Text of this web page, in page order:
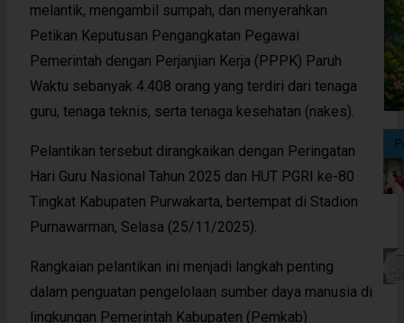
melantik, mengambil sumpah, dan menyerahkan
Petikan Keputusan Pengangkatan Pegawai
Pemerintah dengan Perjanjian Kerja (PPPK) Paruh
Waktu sebanyak 4.408 orang yang terdiri dari tenaga
guru, tenaga teknis, serta tenaga kesehatan (nakes).
Pelantikan tersebut dirangkaikan dengan Peringatan
Hari Guru Nasional Tahun 2025 dan HUT PGRI ke-80
Tingkat Kabupaten Purwakarta, bertempat di Stadion
Purnawarman, Selasa (25/11/2025).
Rangkaian pelantikan ini menjadi langkah penting
dalam penguatan pengelolaan sumber daya manusia di
lingkungan Pemerintah Kabupaten (Pemkab)